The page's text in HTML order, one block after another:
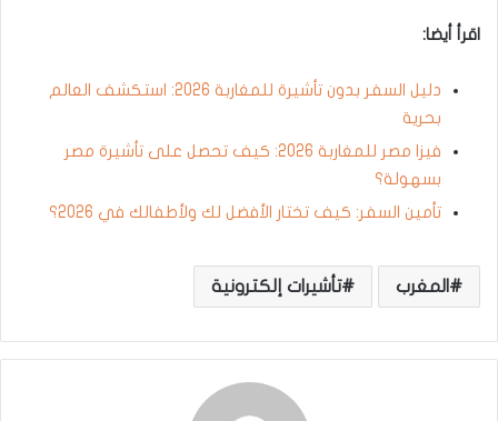
اقرأ أيضا:
دليل السفر بدون تأشيرة للمغاربة 2026: استكشف العالم
بحرية
فيزا مصر للمغاربة 2026: كيف تحصل على تأشيرة مصر
بسهولة؟
تأمين السفر: كيف تختار الأفضل لك ولأطفالك في 2026؟
المغرب تأشيرات إلكترونية